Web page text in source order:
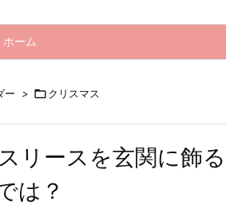
ホーム
ー > クリスマス
リースを玄関に飾
は？